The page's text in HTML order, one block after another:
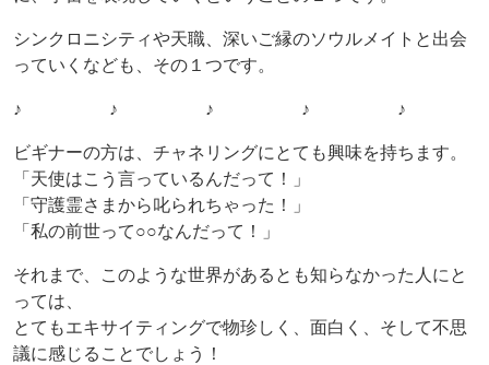
シンクロニシティや天職、深いご縁のソウルメイトと出会
っていくなども、その１つです。
♪ ♪ ♪ ♪ ♪
ビギナーの方は、チャネリングにとても興味を持ちます。
「天使はこう言っているんだって！」
「守護霊さまから叱られちゃった！」
「私の前世って○○なんだって！」
それまで、このような世界があるとも知らなかった人にと
っては、
とてもエキサイティングで物珍しく、面白く、そして不思
議に感じることでしょう！